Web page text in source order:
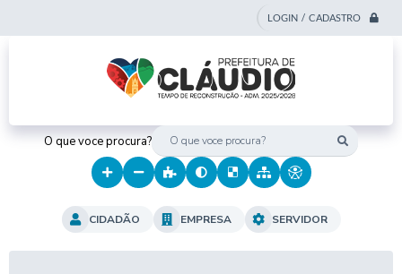
LOGIN / CADASTRO
O que voce procura?
CIDADÃO EMPRESA SERVIDOR